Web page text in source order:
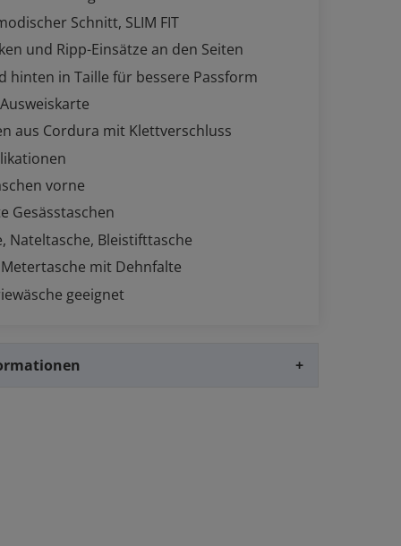
Schnitt, SLIM FIT
und Ripp-Einsätze an den Seiten
hinten in Taille für bessere Passform
aus Cordura mit Klettverschluss
vorne
Gesässtaschen
Nateltasche, Bleistifttasche
mit Dehnfalte
geeignet
+